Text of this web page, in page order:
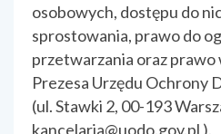
osobowych, dostępu do
sprostowania, prawo do
przetwarzania oraz prawo
Prezesa Urzędu Ochrony
(ul. Stawki 2, 00-193
kancelaria@uodo.gov.pl ).